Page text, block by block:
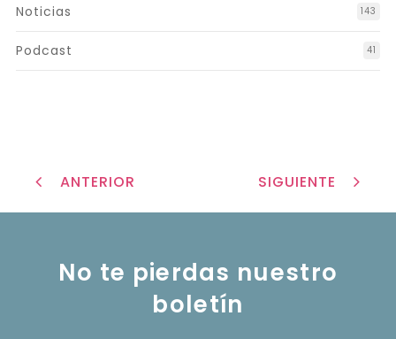
Noticias 143
Podcast 41
ANTERIOR SIGUIENTE
No te pierdas nuestro
boletín